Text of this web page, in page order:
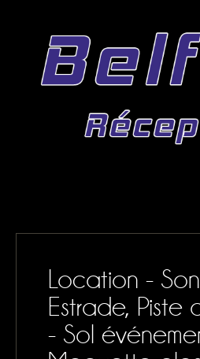
BELFORT RÉCEPTION -
SONORISATION,
NOS RÉALISATIONS
CONTACTS
Location -
Estrade, Piste
- Sol